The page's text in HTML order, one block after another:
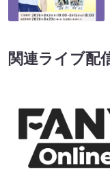
関連ライブ配